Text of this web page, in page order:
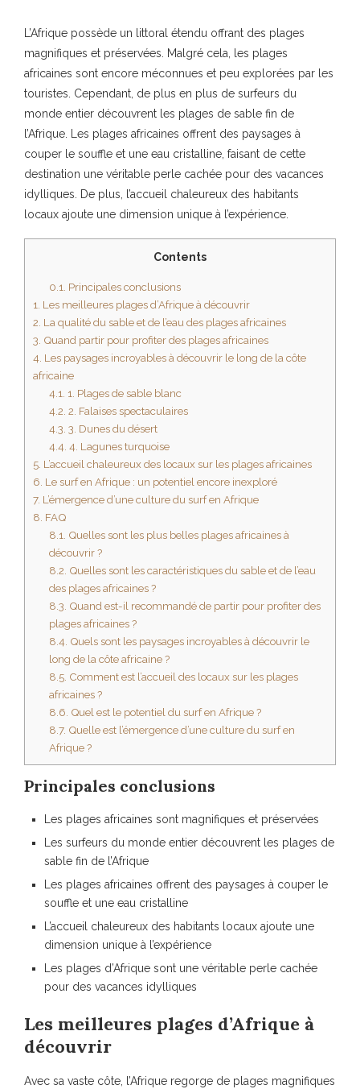
L’Afrique possède un littoral étendu offrant des plages
magnifiques et préservées. Malgré cela, les plages
africaines sont encore méconnues et peu explorées par les
touristes. Cependant, de plus en plus de surfeurs du
monde entier découvrent les plages de sable fin de
l’Afrique. Les plages africaines offrent des paysages à
couper le souffle et une eau cristalline, faisant de cette
destination une véritable perle cachée pour des vacances
idylliques. De plus, l’accueil chaleureux des habitants
locaux ajoute une dimension unique à l’expérience.
Contents
0.1. Principales conclusions
1. Les meilleures plages d’Afrique à découvrir
2. La qualité du sable et de l’eau des plages africaines
3. Quand partir pour profiter des plages africaines
4. Les paysages incroyables à découvrir le long de la côte
africaine
4.1. 1. Plages de sable blanc
4.2. 2. Falaises spectaculaires
4.3. 3. Dunes du désert
4.4. 4. Lagunes turquoise
5. L’accueil chaleureux des locaux sur les plages africaines
6. Le surf en Afrique : un potentiel encore inexploré
7. L’émergence d’une culture du surf en Afrique
8. FAQ
8.1. Quelles sont les plus belles plages africaines à
découvrir ?
8.2. Quelles sont les caractéristiques du sable et de l’eau
des plages africaines ?
8.3. Quand est-il recommandé de partir pour profiter des
plages africaines ?
8.4. Quels sont les paysages incroyables à découvrir le
long de la côte africaine ?
8.5. Comment est l’accueil des locaux sur les plages
africaines ?
8.6. Quel est le potentiel du surf en Afrique ?
8.7. Quelle est l’émergence d’une culture du surf en
Afrique ?
Principales conclusions
Les plages africaines sont magnifiques et préservées
Les surfeurs du monde entier découvrent les plages de
sable fin de l’Afrique
Les plages africaines offrent des paysages à couper le
souffle et une eau cristalline
L’accueil chaleureux des habitants locaux ajoute une
dimension unique à l’expérience
Les plages d’Afrique sont une véritable perle cachée
pour des vacances idylliques
Les meilleures plages d’Afrique à
découvrir
Avec sa vaste côte, l’Afrique regorge de plages magnifiques